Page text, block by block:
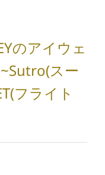
のアイウェ
スー
フライト